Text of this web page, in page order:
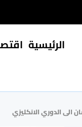
الرئيسية
الى الدوري الانكليزي